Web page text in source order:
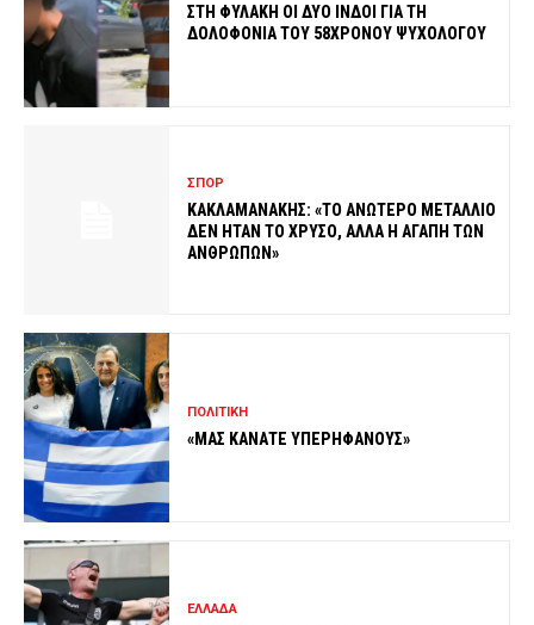
ΣΤΗ ΦΥΛΑΚΗ ΟΙ ΔΥΟ ΙΝΔΟΙ ΓΙΑ ΤΗ
ΔΟΛΟΦΟΝΙΑ ΤΟΥ 58ΧΡΟΝΟΥ ΨΥΧΟΛΟΓΟΥ
ΣΠΟΡ
ΚΑΚΛΑΜΑΝΑΚΗΣ: «ΤΟ ΑΝΩΤΕΡΟ ΜΕΤΑΛΛΙΟ
ΔΕΝ ΗΤΑΝ ΤΟ ΧΡΥΣΟ, ΑΛΛΑ Η ΑΓΑΠΗ ΤΩΝ
ΑΝΘΡΩΠΩΝ»
ΠΟΛΙΤΙΚΗ
«ΜΑΣ ΚΑΝΑΤΕ ΥΠΕΡΗΦΑΝΟΥΣ»
ΕΛΛΑΔΑ